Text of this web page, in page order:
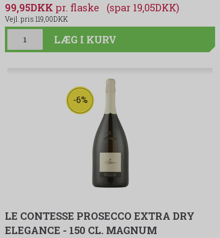
99,95DKK
119,00DKK
(spar 19,05DKK)
LÆG I KURV
-6%
LE CONTESSE PROSECCO EXTRA DRY
ELEGANCE - 150 CL. MAGNUM